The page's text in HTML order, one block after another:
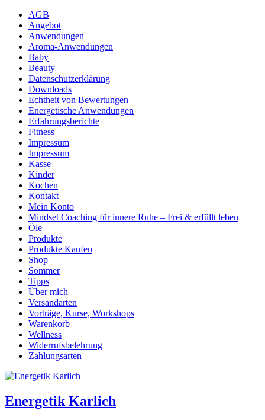
AGB
Angebot
Anwendungen
Aroma-Anwendungen
Baby
Beauty
Datenschutzerklärung
Downloads
Echtheit von Bewertungen
Energetische Anwendungen
Erfahrungsberichte
Fitness
Impressum
Impressum
Kasse
Kinder
Kochen
Kontakt
Mein Konto
Mindset Coaching für innere Ruhe – Frei & erfüllt leben
Öle
Produkte
Produkte Kaufen
Shop
Sommer
Tipps
Über mich
Versandarten
Vorträge, Kurse, Workshops
Warenkorb
Wellness
Widerrufsbelehrung
Zahlungsarten
Energetik Karlich